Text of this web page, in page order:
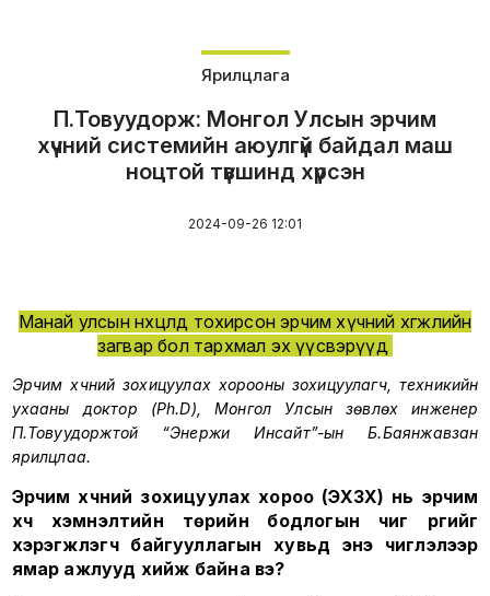
Ярилцлага
П.Товуудорж: Монгол Улсын эрчим
хүчний системийн аюулгүй байдал маш
ноцтой түвшинд хүрсэн
2024-09-26 12:01
Манай улсын нөхцөлд тохирсон эрчим хүчний хөгжлийн
загвар бол тархмал эх үүсвэрүүд
Эрчим хүчний зохицуулах хорооны зохицуулагч, техникийн
ухааны доктор (Ph.D), Монгол Улсын зөвлөх инженер
П.Товуудоржтой “Энержи Инсайт”-ын Б.Баянжавзан
ярилцлаа.
Эрчим хүчний зохицуулах хороо (ЭХЗХ) нь эрчим
хүч хэмнэлтийн төрийн бодлогын чиг үүргийг
хэрэгжүүлэгч байгууллагын хувьд энэ чиглэлээр
ямар ажлууд хийж байна вэ?